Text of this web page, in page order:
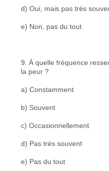
d) Oui, mais pas très
e) Non, pas du tout
9. À quelle fréquence
la peur ?
a) Constamment
b) Souvent
c) Occasionnellement
d) Pas très souvent
e) Pas du tout